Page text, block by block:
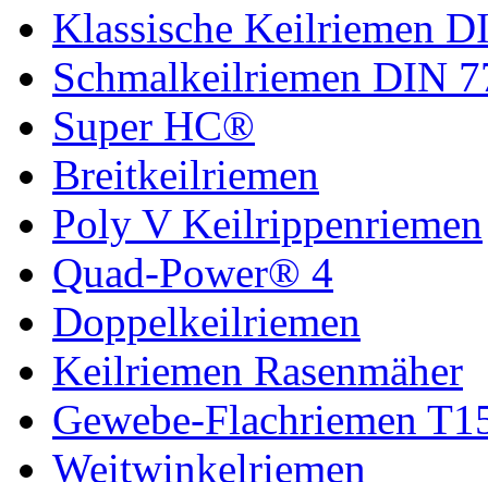
Klassische Keilriemen
Schmalkeilriemen DIN
Super HC®
Breitkeilriemen
Poly V Keilrippenriemen
Quad-Power® 4
Doppelkeilriemen
Keilriemen Rasenmäher
Gewebe-Flachriemen
Weitwinkelriemen